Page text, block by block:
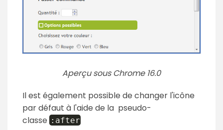
Aperçu sous Chrome 16.0
Il est également possible de changer l'icône
par défaut à l'aide de la pseudo-
classe : after